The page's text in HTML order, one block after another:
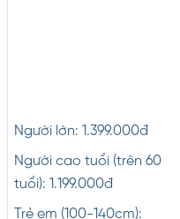
Người lớn: 1.399.000đ
Người cao tuổi (trên 60
tuổi): 1.199.000đ
Trẻ em (100-140cm):